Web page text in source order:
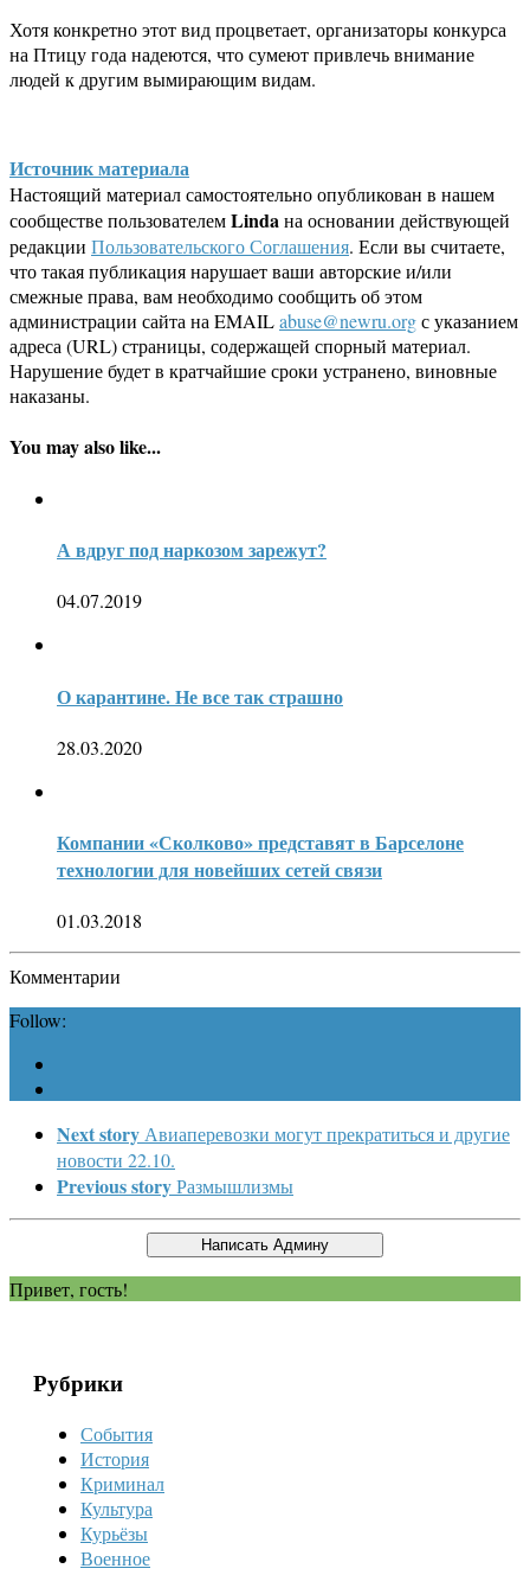
Хотя конкретно этот вид процветает, организаторы конкурса
на Птицу года надеются, что сумеют привлечь внимание
людей к другим вымирающим видам.
Источник материала
Настоящий материал самостоятельно опубликован в нашем
сообществе пользователемLindaна основании действующей
редакции Пользовательского Соглашения. Если вы считаете,
что такая публикация нарушает ваши авторские и/или
смежные права, вам необходимо сообщить об этом
администрации сайта на EMAILabuse@newru.orgс указанием
адреса (URL) страницы, содержащей спорный материал.
Нарушение будет в кратчайшие сроки устранено, виновные
наказаны.
You may also like...
А вдруг под наркозом зарежут?
04.07.2019
О карантине. Не все так страшно
28.03.2020
Компании «Сколково» представят в Барселоне
технологии для новейших сетей связи
01.03.2018
Комментарии
Follow:
Next storyАвиаперевозки могут прекратиться и другие
новости 22.10.
Previous storyРазмышлизмы
Привет, гость!
Рубрики
События
История
Криминал
Культура
Курьёзы
Военное